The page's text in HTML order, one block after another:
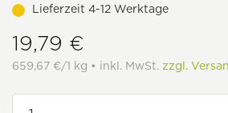
Lieferzeit 4-12 Werktage
19,79 €
659,67 €/1 kg • inkl. MwSt. zzgl.